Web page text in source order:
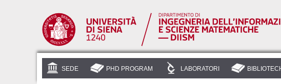
SEDE PHD PROGRAM LABORATORI